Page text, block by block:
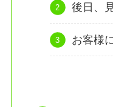
後日、
お客様